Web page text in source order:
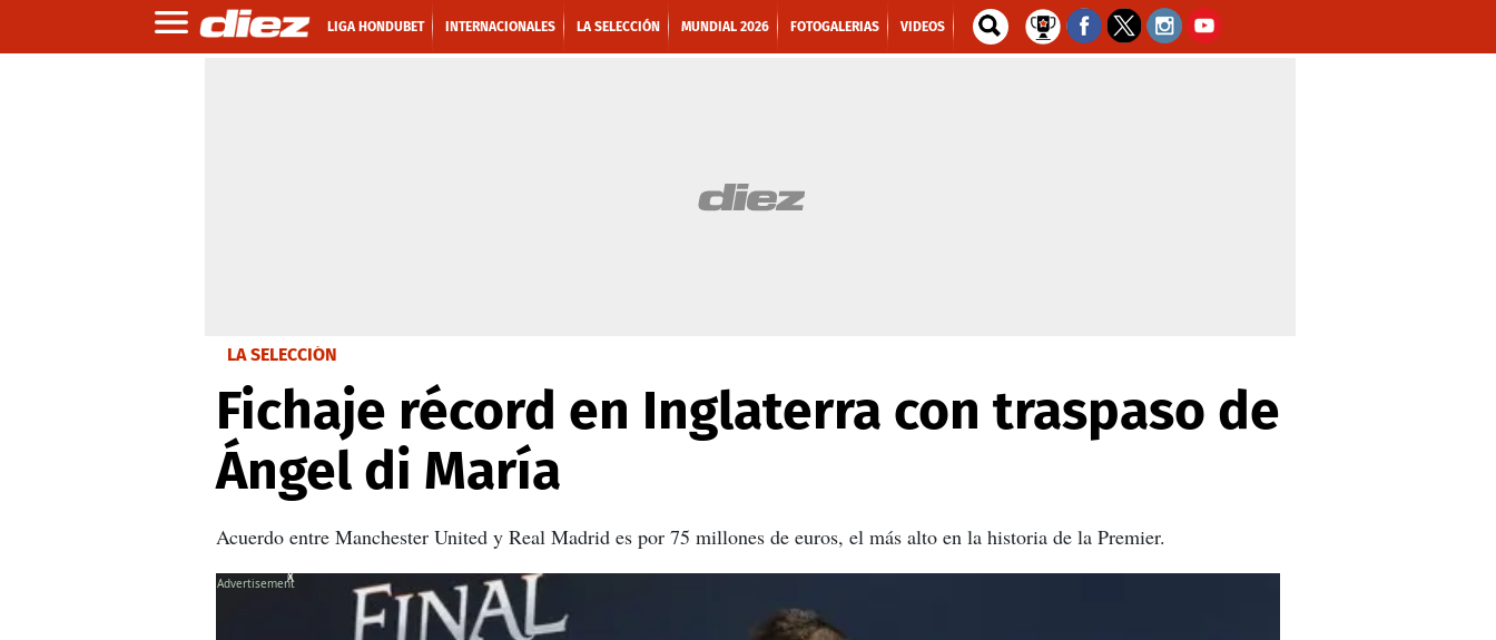
LIGA HONDUBET INTERNACIONALES LA SELECCIÓN MUNDIAL 2026 FOTOGALERIAS VIDEOS
LA SELECCIÓN
Fichaje récord en Inglaterra con traspaso de
Ángel di María
Acuerdo entre Manchester United y Real Madrid es por 75 millones de euros, el más alto en la historia de la Premier.
X